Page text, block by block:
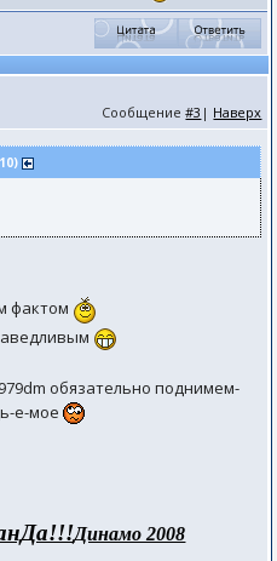
Сообщение#3 | Наверх
фактом
обязательно поднимем-
е-мое
Динамо 2008